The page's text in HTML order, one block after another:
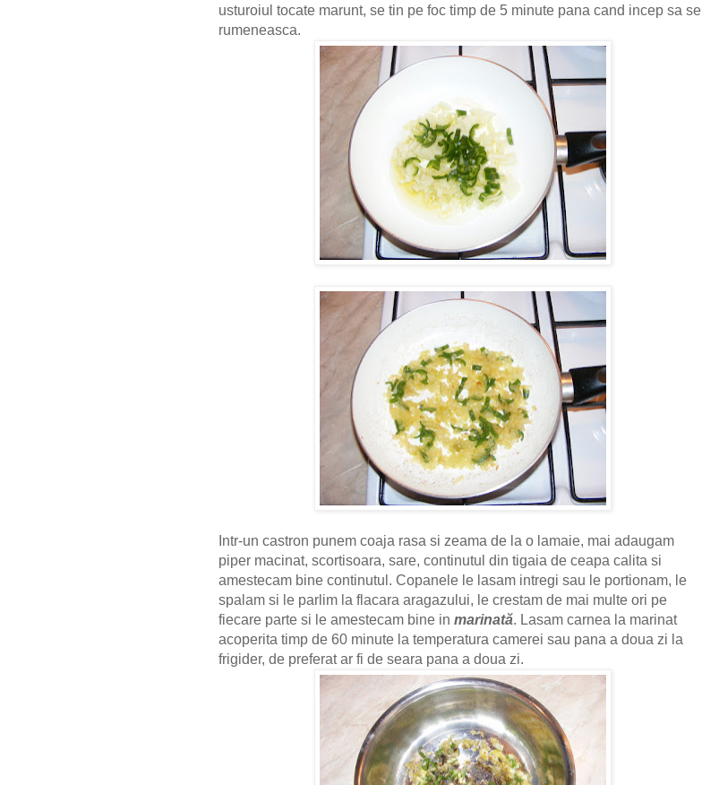
usturoiul tocate marunt, se tin pe foc timp de 5 minute pana cand incep sa se
rumeneasca.
Intr-un castron punem coaja rasa si zeama de la o lamaie, mai adaugam
piper macinat, scortisoara, sare, continutul din tigaia de ceapa calita si
amestecam bine continutul. Copanele le lasam intregi sau le portionam, le
spalam si le parlim la flacara aragazului, le crestam de mai multe ori pe
fiecare parte si le amestecam bine in marinată. Lasam carnea la marinat
acoperita timp de 60 minute la temperatura camerei sau pana a doua zi la
frigider, de preferat ar fi de seara pana a doua zi.